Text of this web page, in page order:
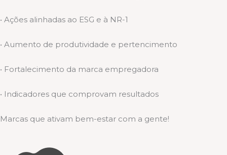
• Ações alinhadas ao ESG e à NR-1
• Aumento de produtividade e pertencimento
• Fortalecimento da marca empregadora
• Indicadores que comprovam resultados
Marcas que ativam bem-estar com a gente!